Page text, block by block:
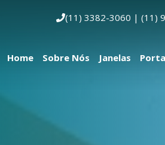
(11) 3382-3060 | (11)
Home Sobre Nós Janelas